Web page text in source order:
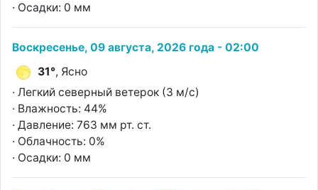
· Осадки: 0 мм
Воскресенье, 09 августа, 2026 года - 02:00
31°, Ясно
· Легкий северный ветерок (3 м/с)
· Влажность: 44%
· Давление: 763 мм рт. ст.
· Облачность: 0%
· Осадки: 0 мм